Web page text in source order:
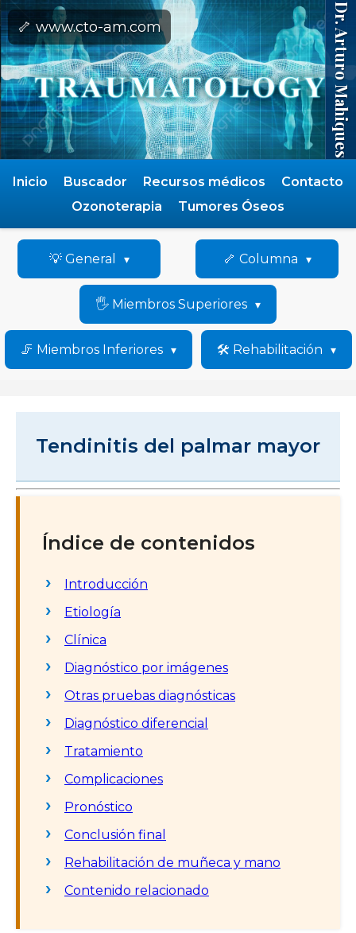
🦴 www.cto-am.com Dr. Arturo Mahiques
Inicio Buscador Recursos médicos
Contacto
Ozonoterapia
Tumores Óseos
💡 General 🦴 Columna
🖐️ Miembros Superiores
🦵 Miembros Inferiores 🛠️ Rehabilitación
Tendinitis del palmar mayor
Índice de contenidos
Introducción
Etiología
Clínica
Diagnóstico por imágenes
Otras pruebas diagnósticas
Diagnóstico diferencial
Tratamiento
Complicaciones
Pronóstico
Conclusión final
Rehabilitación de muñeca y mano
Contenido relacionado